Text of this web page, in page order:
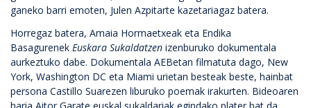
ganeko barri emoten, Julen Azpitarte kazetariagaz batera.
Horregaz batera, Amaia Hormaetxeak eta Endika
Basagurenek Euskara Sukaldatzen izenburuko dokumentala
aurkeztuko dabe. Dokumentala AEBetan filmatuta dago, New
York, Washington DC eta Miami urietan besteak beste, hainbat
persona Castillo Suarezen liburuko poemak irakurten. Bideoaren
haria Aitor Garate euskal sukaldariak egindako plater bat da.